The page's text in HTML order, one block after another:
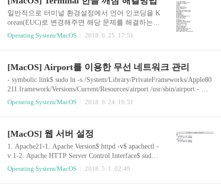
일반적으로 터미널 환경설정에서 언어 인코딩을 K
orean(EUC)로 변경해주면 해당 문제를 해결하는
경우가 많지만 간혹 한글이 ????로만 표시되는 경
우에 아래와 같이 주 언어로 한국어 사용을 해주면
Operating System/MacOS 2018. 6. 25. 17:51
[MacOS] Airport를 이용한 무선 네트워크 관리
- symbolic link$ sudo ln -s /System/Library/PrivateFrameworks/Apple80
211.framework/Versions/Current/Resources/airport /usr/sbin/airport - 주
변 무선 정보 스캔$ airport -s - 자신의 무선 정보$ airport -I - 도움말$
airport -h - 스니핑airport sniff $ airport en0 sniff 1
Operating System/MacOS 2018. 6. 24. 16:51
[MacOS] 웹 서버 설정
1. Apache21-1. Apache Version$ httpd -v$ apachectl -
v 1-2. Apache HTTP Server Control Interface$ sudo a
pachectl [command]# apachectl [command] $ sudo apa
chectl start http://localhost/ 1-3. System Level Web Ro
Operating System/MacOS 2018. 5. 1. 02:49